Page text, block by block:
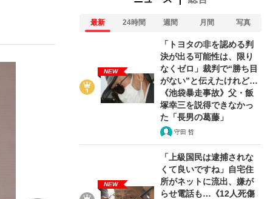
WBC日本代表“敗戦”の真実 選手が明かす...
最新 24時間 週間 月間 写真
NEW
「トヨタの非を認める判
決が出る可能性は、限り
なくゼロ」裁判で“勝ち目
がない”と伝えたけれど…
《池袋暴走事故》父・飯
塚幸三を説得できなかっ
た「長男の葛藤」
守田 哲
NEW
「上級国民は逮捕されな
くて良いですね」自宅住
所がネットに流出、嫌が
らせ電話も…《12人死傷